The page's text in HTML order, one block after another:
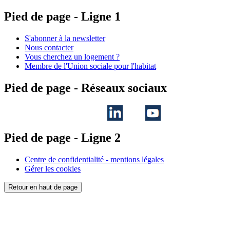
Pied de page - Ligne 1
S'abonner à la newsletter
Nous contacter
Vous cherchez un logement ?
Membre de l'Union sociale pour l'habitat
Pied de page - Réseaux sociaux
Pied de page - Ligne 2
Centre de confidentialité - mentions légales
Gérer les cookies
Retour en haut de page